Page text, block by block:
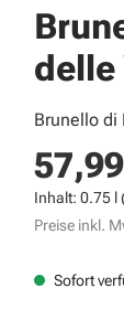
Brunello di
Regulärer
Inhalt:0.75 l
Preise inkl.
Sofort